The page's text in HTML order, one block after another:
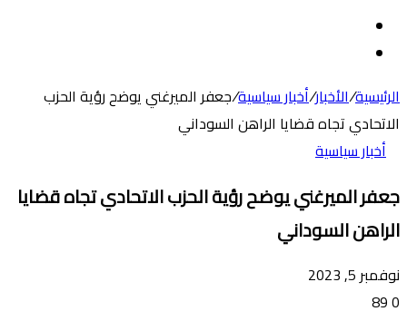
الرئيسية/الأخبار/أخبار سياسية/جعفر الميرغني يوضح رؤية الحزب
الاتحادي تجاه قضايا الراهن السوداني
أخبار سياسية
جعفر الميرغني يوضح رؤية الحزب الاتحادي تجاه قضايا
الراهن السوداني
نوفمبر 5, 2023
0